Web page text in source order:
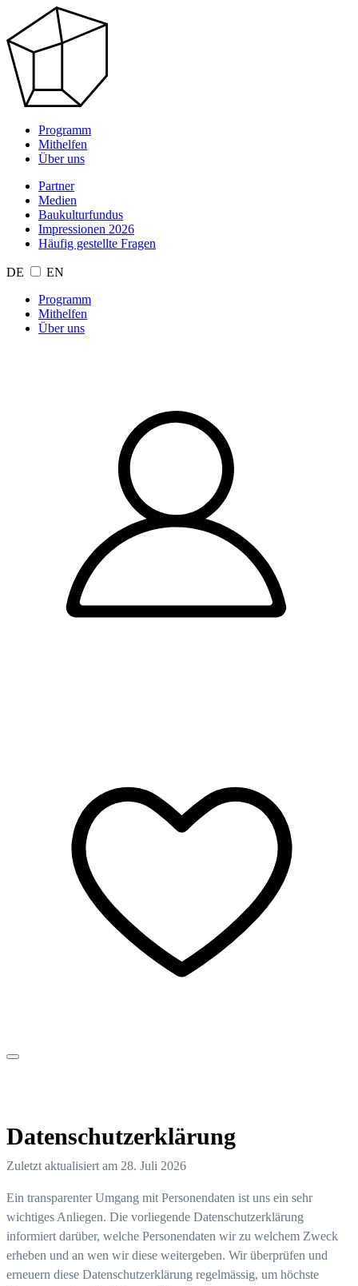
Programm
Mithelfen
Über uns
Partner
Medien
Baukulturfundus
Impressionen 2026
Häufig gestellte Fragen
DE
EN
Programm
Mithelfen
Über uns
Datenschutzerklärung
Zuletzt aktualisiert am 28. Juli 2026
Ein transparenter Umgang mit Personendaten ist uns ein sehr
wichtiges Anliegen. Die vorliegende Datenschutzerklärung
informiert darüber, welche Personendaten wir zu welchem Zweck
erheben und an wen wir diese weitergeben. Wir überprüfen und
erneuern diese Datenschutzerklärung regelmässig, um höchste